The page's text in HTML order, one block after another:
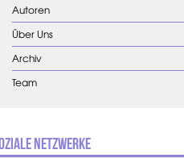
Autoren
Über Uns
Archiv
Team
Netzwerke